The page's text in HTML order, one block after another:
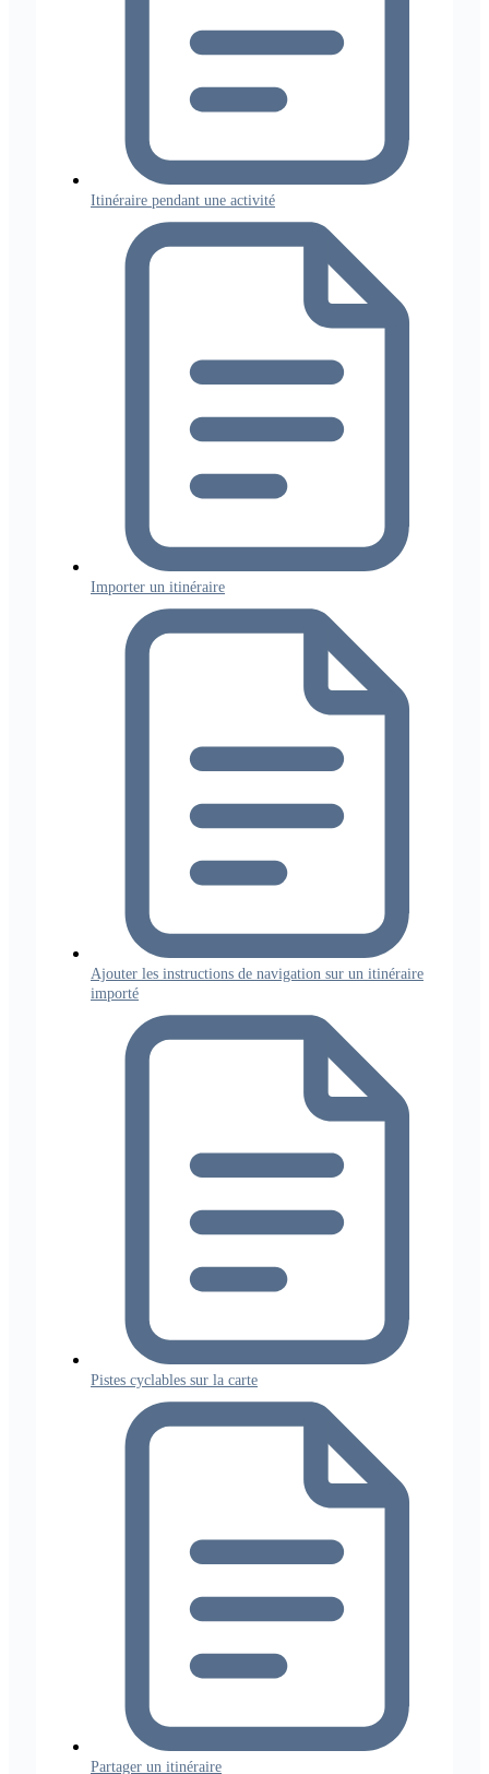
Itinéraire pendant une activité
Importer un itinéraire
Ajouter les instructions de navigation sur un itinéraire
importé
Pistes cyclables sur la carte
Partager un itinéraire